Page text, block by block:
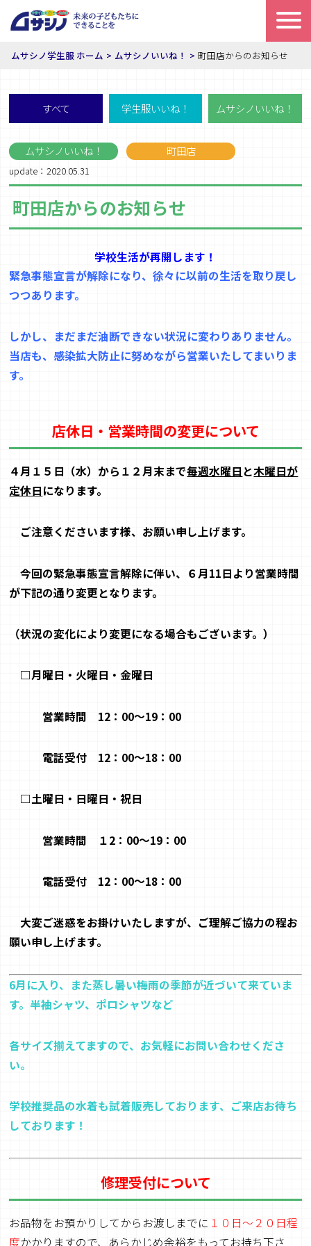
ムサシノ学生服 ホーム ムサシノいいね！ 町田店からのお知らせ
すべて 学生服いいね！ ムサシノいいね！
ムサシノいいね！ 町田店
update：2020.05.31
町田店からのお知らせ
学校生活が再開します！
緊急事態宣言が解除になり、徐々に以前の生活を取り戻し
つつあります。
しかし、まだまだ油断できない状況に変わりありません。
当店も、感染拡大防止に努めながら営業いたしてまいりま
す。
店休日・営業時間の変更について
４月１５日 （水）から１２月末まで毎週水曜日と木曜日が
定休日になります。
ご注意くださいます様、お願い申し上げます。
今回の緊急事態宣言解除に伴い、６月11日より営業時間
が下記の通り変更となります。
（状況の変化により変更になる場合もございます。）
□月曜日 ・火曜日・金曜日
営業時間 12 ： 00～19 ： 00
電話受付 12 ： 00～18 ： 00
□土曜日 ・日曜日・祝日
営業時間 １2 ： 00～19 ： 00
電話受付 12 ： 00～18 ： 00
大変ご迷惑をお掛けいたしますが、 ご理解ご協力の程お
願い申し上げます。
6月に入り、また蒸し暑い梅雨の季節が近づいて来ていま
す。半袖シャツ、ポロシャツなど
各サイズ揃えてますので、お気軽にお問い合わせくださ
い。
学校推奨品の水着も試着販売しております、ご来店お待ち
しております！
修理受付について
お品物をお預かりしてからお渡しまでに １０日～２０日程
度かかりますので、あらかじめ余裕をもってお持ち下さ